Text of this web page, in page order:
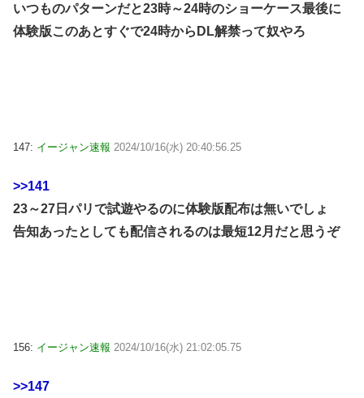
いつものパターンだと23時～24時のショーケース最後に
体験版このあとすぐで24時からDL解禁って奴やろ
147: イージャン速報 2024/10/16(水) 20:40:56.25
>>141
23～27日パリで試遊やるのに体験版配布は無いでしょ
告知あったとしても配信されるのは最短12月だと思うぞ
156: イージャン速報 2024/10/16(水) 21:02:05.75
>>147